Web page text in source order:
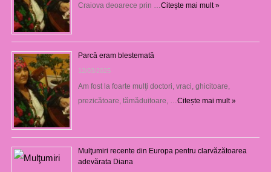
Craiova deoarece prin … Citește mai mult »
Parcă eram blestemată
12/03/2025
Am fost la foarte mulţi doctori, vraci, ghicitoare,
prezicătoare, tămăduitoare, … Citește mai mult »
Mulţumiri recente din Europa pentru clarvăzătoarea
adevărata Diana